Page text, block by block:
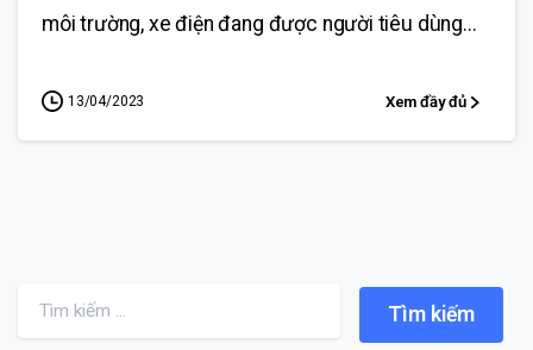
môi trường, xe điện đang được người tiêu dùng...
13/04/2023 Xem đầy đủ
Search for: